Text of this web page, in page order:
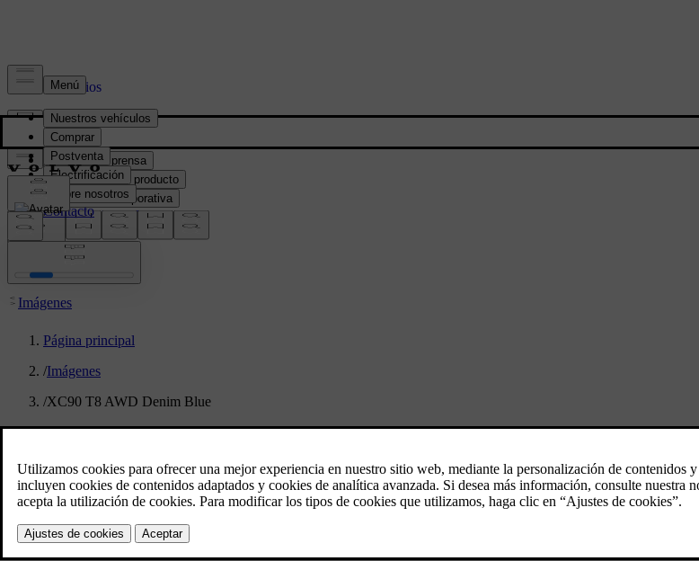
Prensa y Medios
Material de prensa
Información del producto
Información corporativa
Contacto de medios
location:
Imágenes
Página principal
/Imágenes
/XC90 T8 AWD Denim Blue